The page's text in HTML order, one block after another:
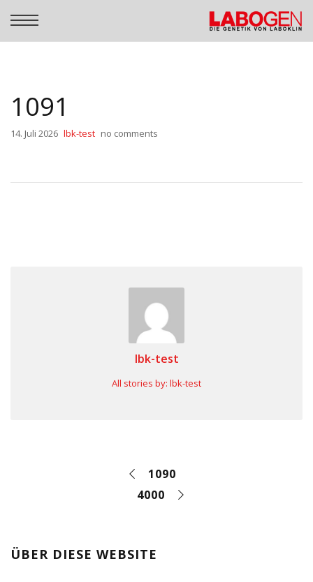
1091
14. Juli 2026 lbk-test no comments
lbk-test
All stories by: lbk-test
1090
4000
ÜBER DIESE WEBSITE